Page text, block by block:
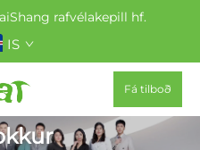
rafvélakepill hf.
IS
Fá tilboð